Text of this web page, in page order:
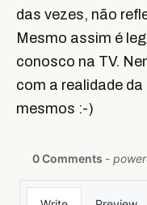
das vezes, não
Mesmo assim é
conosco na TV.
com a realidade
mesmos :-)